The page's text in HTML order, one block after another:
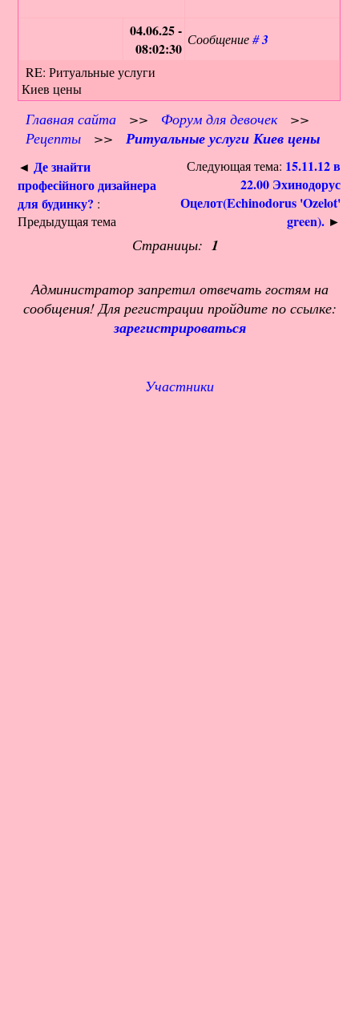
04.06.25 -
08:02:30
Сообщение#3
RE: Ритуальные услуги
Киев цены
Главная сайта >> Форум для девочек
>>
Рецепты
>>Ритуальные услуги Киев цены
◄ Де знайти
професійного дизайнера
для будинку? :
Предыдущая тема
Следующая тема: 15.11.12 в
22.00 Эхинодорус
Оцелот(Echinodorus 'Ozelot'
green). ►
Страницы: 1
Администратор запретил отвечать гостям на
сообщения! Для регистрации пройдите по ссылке:
зарегистрироваться
Участники